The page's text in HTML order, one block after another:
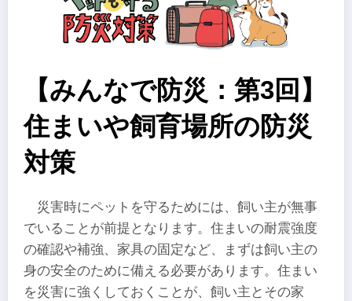
【みんなで防災：第3回】
住まいや飼育場所の防災
対策
災害時にペットを守るためには、飼い主が無事
でいることが前提となります。住まいの耐震強度
の確認や補強、家具の固定など、まずは飼い主の
身の安全のために備える必要があります。住まい
を災害に強くしておくことが、飼い主とその家